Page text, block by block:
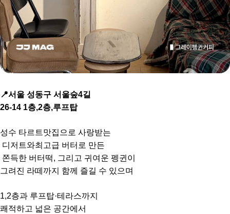
📍서울 성동구 서울숲4길
26-14 1층,2층,루프탑
성수 타르트맛집으로 사랑받는
디저트와최고급 버터로 만든
쫀득한 버터떡, 그리고 귀여운 펭귄이
그려진 라떼까지 함께 즐길 수 있으며
1,2층과 루프탑·테라스까지
쾌적하고 넓은 공간에서